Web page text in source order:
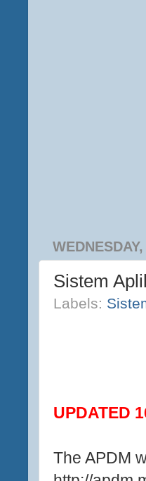
Sistem
Labels:
UPDATED
The APDM